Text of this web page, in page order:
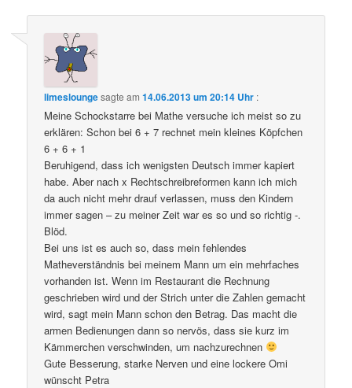
limesloungesagte am14.06.2013 um 20:14 Uhr :
Meine Schockstarre bei Mathe versuche ich meist so zu
erklären: Schon bei 6 + 7 rechnet mein kleines Köpfchen
6 + 6 + 1
Beruhigend, dass ich wenigsten Deutsch immer kapiert
habe. Aber nach x Rechtschreibreformen kann ich mich
da auch nicht mehr drauf verlassen, muss den Kindern
immer sagen – zu meiner Zeit war es so und so richtig -.
Blöd.
Bei uns ist es auch so, dass mein fehlendes
Matheverständnis bei meinem Mann um ein mehrfaches
vorhanden ist. Wenn im Restaurant die Rechnung
geschrieben wird und der Strich unter die Zahlen gemacht
wird, sagt mein Mann schon den Betrag. Das macht die
armen Bedienungen dann so nervös, dass sie kurz im
Kämmerchen verschwinden, um nachzurechnen
Gute Besserung, starke Nerven und eine lockere Omi
wünscht Petra